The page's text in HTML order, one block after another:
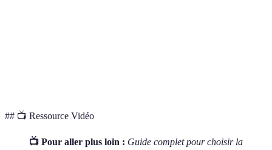
## 📺 Ressource Vidéo
📺 Pour aller plus loin : Guide complet pour choisir la